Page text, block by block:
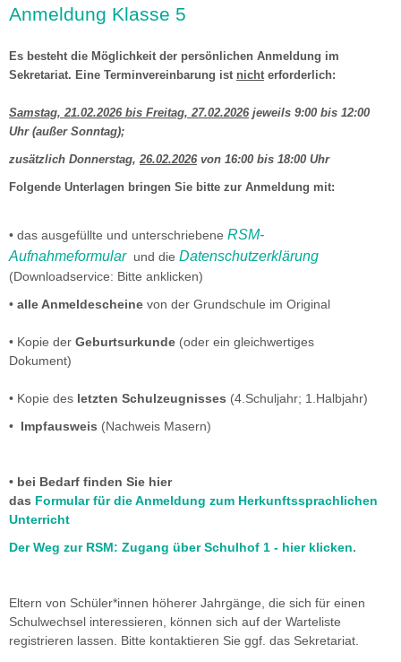
imageshow3.jpg
Anmeldung Klasse 5
Es besteht die Möglichkeit der persönlichen Anmeldung im
Sekretariat. Eine Terminvereinbarung ist nicht erforderlich:
Samstag, 21.02.2026 bis Freitag, 27.02.2026 jeweils 9:00 bis 12:00
Uhr (außer Sonntag);
zusätzlich Donnerstag, 26.02.2026 von 16:00 bis 18:00 Uhr
Folgende Unterlagen bringen Sie bitte zur Anmeldung mit:
• das ausgefüllte und unterschriebene RSM-
Aufnahmeformular und die Datenschutzerklärung
(Downloadservice: Bitte anklicken)
• alle Anmeldescheine von der Grundschule im Original
• Kopie der Geburtsurkunde (oder ein gleichwertiges
Dokument)
• Kopie des letzten Schulzeugnisses (4.Schuljahr; 1.Halbjahr)
• Impfausweis (Nachweis Masern)
• bei Bedarf finden Sie hier
das Formular für die Anmeldung zum Herkunftssprachlichen
Unterricht
Der Weg zur RSM: Zugang über Schulhof 1 - hier klicken.
Eltern von Schüler*innen höherer Jahrgänge, die sich für einen
Schulwechsel interessieren, können sich auf der Warteliste
registrieren lassen. Bitte kontaktieren Sie ggf. das Sekretariat.